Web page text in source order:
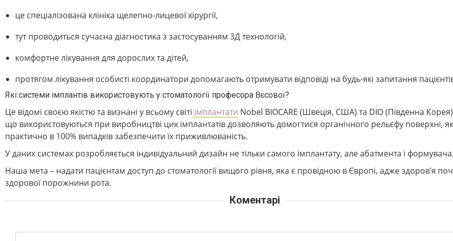
це спеціалізована клініка щелепно-лицевої хірургії,
тут проводиться сучасна діагностика з застосуванням 3Д технологій,
комфортне лікування для дорослих та дітей,
протягом лікування особисті координатори допомагають отримувати відповіді на будь-які запитання
Які системи імплантів використовують у стоматології професора Вєсової?
Це відомі своєю якістю та визнані у всьому світі імплантати Nobel BIOCARE (Швеція, США) та DIO (Південна Корея).
що використовуються при виробництві цих імплантатів дозволяють домогтися органічного рельєфу поверхні,
практично в 100% випадків забезпечити їх приживлюваність.
У даних системах розробляється індивідуальний дизайн не тільки самого імплантату, але абатмента і формувача.
Наша мета – надати пацієнтам доступ до стоматології вищого рівня, яка є провідною в Європі, адже здоров’я
здорової порожнини рота.
Коментарі